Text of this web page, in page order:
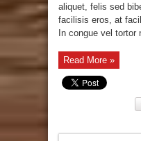
aliquet, felis sed
facilisis eros, at
In congue vel tortor
Read More »